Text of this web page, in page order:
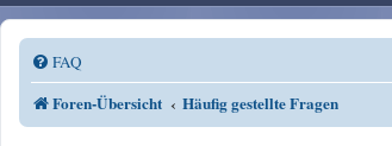
FAQ
Foren-Übersicht Häufig gestellte Fragen